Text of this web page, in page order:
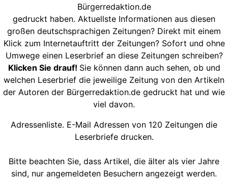
Bürgerredaktion.de
gedruckt haben. Aktuellste Informationen aus diesen
großen deutschsprachigen Zeitungen? Direkt mit einem
Klick zum Internetauftritt der Zeitungen? Sofort und ohne
Umwege einen Leserbrief an diese Zeitungen schreiben?
Klicken Sie drauf! Sie können dann auch sehen, ob und
welchen Leserbrief die jeweilige Zeitung von den Artikeln
der Autoren der Bürgerredaktion.de gedruckt hat und wie
viel davon.
Adressenliste. E-Mail Adressen von 120 Zeitungen die
Leserbriefe drucken.
Bitte beachten Sie, dass Artikel, die älter als vier Jahre
sind, nur angemeldeten Besuchern angezeigt werden.